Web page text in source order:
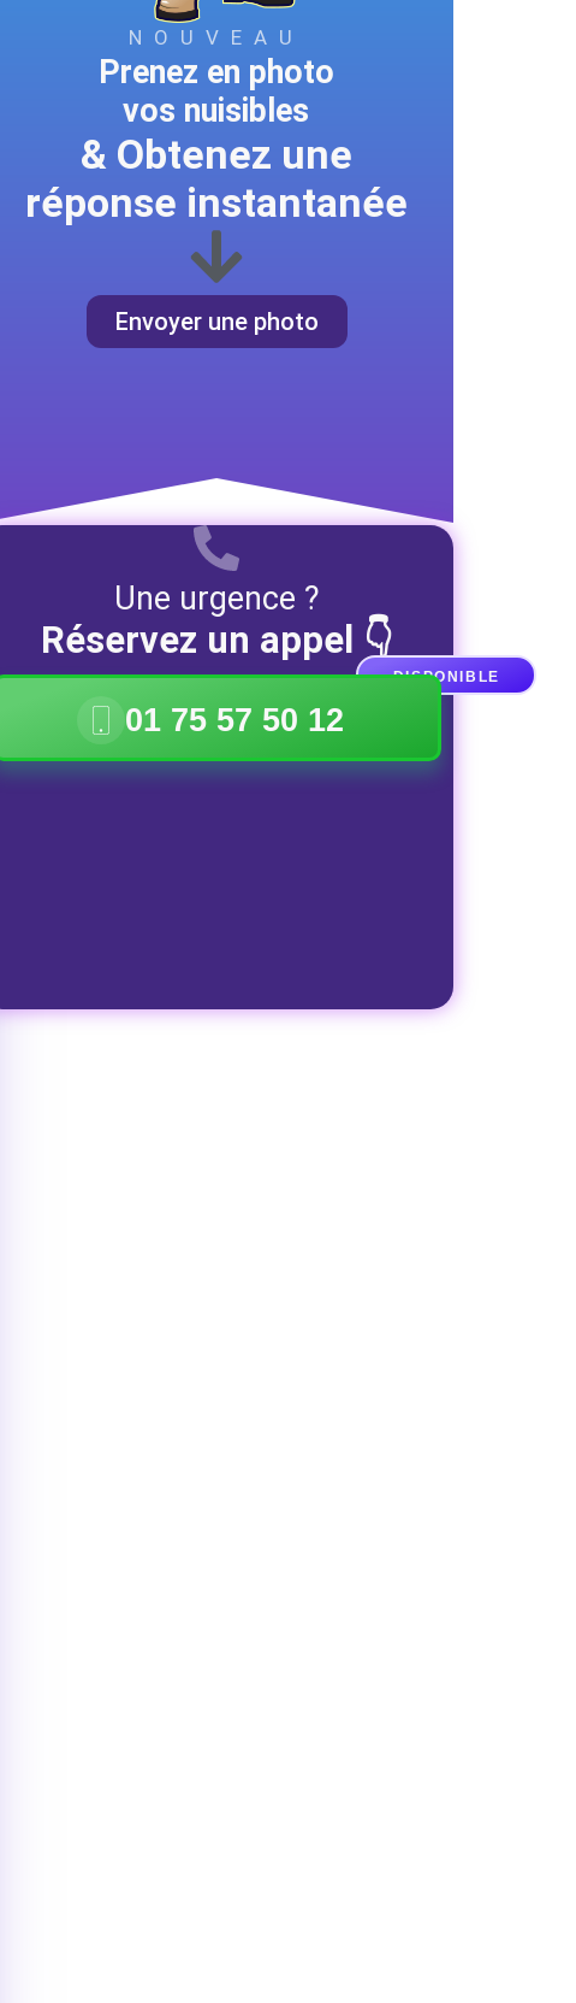
NOUVEAU
Prenez en photo
vos nuisibles
& Obtenez une
réponse instantanée
Envoyer une photo
Une urgence ?
Réservez un appel 👇
01 75 57 50 12
DISPONIBLE